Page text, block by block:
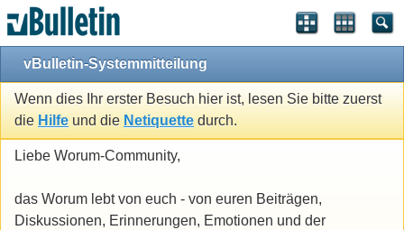
vBulletin-Systemmitteilung
Wenn dies Ihr erster Besuch hier ist, lesen Sie bitte zuerst
die Hilfe und die Netiquette durch.
Liebe Worum-Community,
das Worum lebt von euch - von euren Beiträgen,
Diskussionen, Erinnerungen, Emotionen und der